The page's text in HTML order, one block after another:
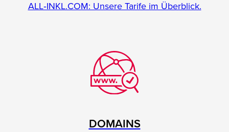
ALL‑INKL.COM: Unsere Tarife im Überblick.
DOMAINS